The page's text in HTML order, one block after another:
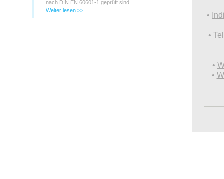
nach DIN EN 60601-1 geprüft sind.
Weiter lesen >>
•
•
•
•